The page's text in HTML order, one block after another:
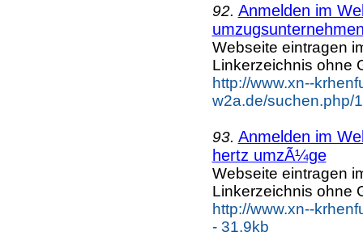
92. Anmelden im
Webseite eintragen
Linkerzeichnis ohne
http://www.xn--
w2a.de/suchen.php/
93. Anmelden im
hertz umzÃ¼ge
Webseite eintragen
Linkerzeichnis ohne
http://www.xn--
- 31.9kb